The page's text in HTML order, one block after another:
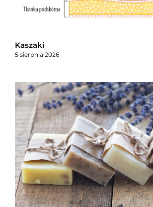
Kaszaki
5 sierpnia 2026